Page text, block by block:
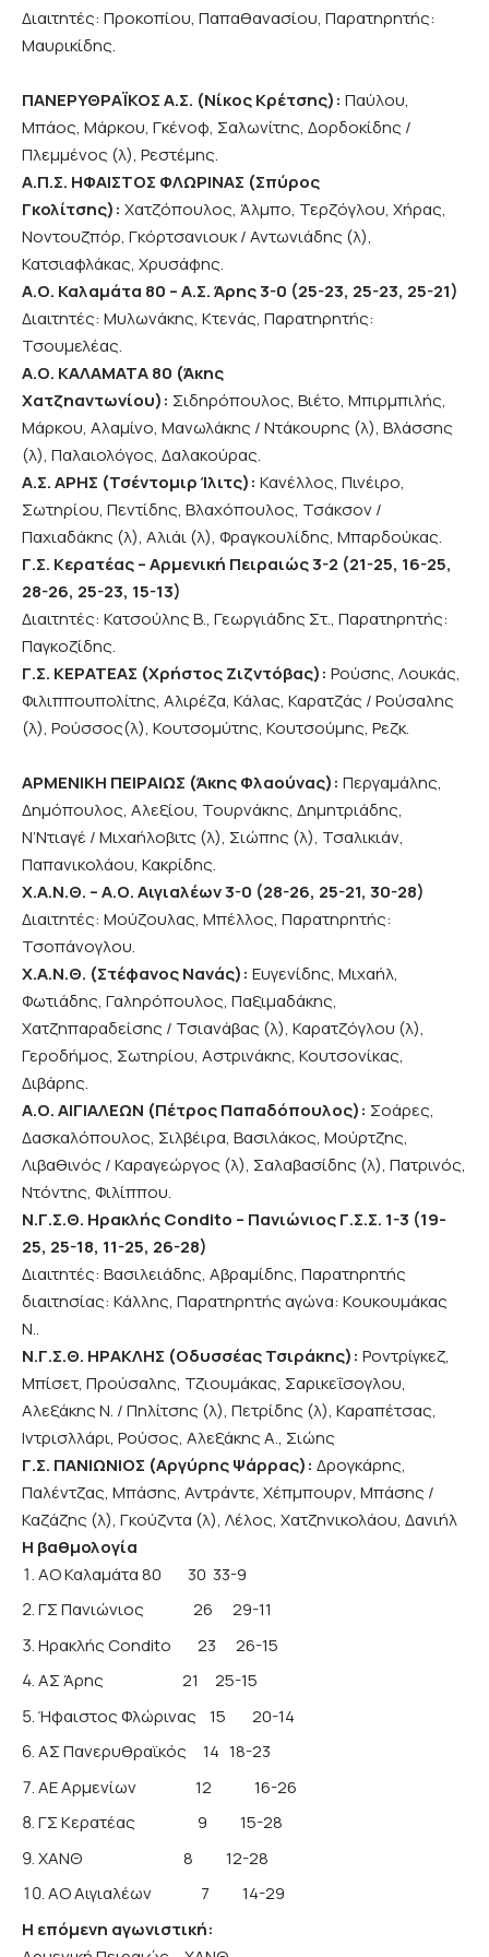
Διαιτητές: Προκοπίου, Παπαθανασίου, Παρατηρητής:
Μαυρικίδης.
ΠΑΝΕΡΥΘΡΑΪΚΟΣ Α.Σ. (Νίκος Κρέτσης): Παύλου,
Μπάος, Μάρκου, Γκένοφ, Σαλωνίτης, Δορδοκίδης /
Πλεμμένος (λ), Ρεστέμης.
Α.Π.Σ. ΗΦΑΙΣΤΟΣ ΦΛΩΡΙΝΑΣ (Σπύρος
Γκολίτσης): Χατζόπουλος, Άλμπο, Τερζόγλου, Χήρας,
Νοντουζπόρ, Γκόρτσανιουκ / Αντωνιάδης (λ),
Κατσιαφλάκας, Χρυσάφης.
Α.Ο. Καλαμάτα 80 – Α.Σ. Άρης 3-0 (25-23, 25-23, 25-21)
Διαιτητές: Μυλωνάκης, Κτενάς, Παρατηρητής:
Τσουμελέας.
Α.Ο. ΚΑΛΑΜΑΤΑ 80 (Άκης
Χατζηαντωνίου): Σιδηρόπουλος, Βιέτο, Μπιρμπιλής,
Μάρκου, Αλαμίνο, Μανωλάκης / Ντάκουρης (λ), Βλάσσης
(λ), Παλαιολόγος, Δαλακούρας.
Α.Σ. ΑΡΗΣ (Τσέντομιρ Ίλιτς): Κανέλλος, Πινέιρο,
Σωτηρίου, Πεντίδης, Βλαχόπουλος, Τσάκσον /
Παχιαδάκης (λ), Αλιάι (λ), Φραγκουλίδης, Μπαρδούκας.
Γ.Σ. Κερατέας – Αρμενική Πειραιώς 3-2 (21-25, 16-25,
28-26, 25-23, 15-13)
Διαιτητές: Κατσούλης Β., Γεωργιάδης Στ., Παρατηρητής:
Παγκοζίδης.
Γ.Σ. ΚΕΡΑΤΕΑΣ (Χρήστος Ζιζντόβας): Ρούσης, Λουκάς,
Φιλιππουπολίτης, Αλιρέζα, Κάλας, Καρατζάς / Ρούσαλης
(λ), Ρούσσος(λ), Κουτσομύτης, Κουτσούμης, Ρεζκ.
ΑΡΜΕΝΙΚΗ ΠΕΙΡΑΙΩΣ (Άκης Φλαούνας): Περγαμάλης,
Δημόπουλος, Αλεξίου, Τουρνάκης, Δημητριάδης,
Ν’Ντιαγέ / Μιχαήλοβιτς (λ), Σιώπης (λ), Τσαλικιάν,
Παπανικολάου, Κακρίδης.
Χ.Α.Ν.Θ. – Α.Ο. Αιγιαλέων 3-0 (28-26, 25-21, 30-28)
Διαιτητές: Μούζουλας, Μπέλλος, Παρατηρητής:
Τσοπάνογλου.
Χ.Α.Ν.Θ. (Στέφανος Νανάς): Ευγενίδης, Μιχαήλ,
Φωτιάδης, Γαληρόπουλος, Παξιμαδάκης,
Χατζηπαραδείσης / Τσιανάβας (λ), Καρατζόγλου (λ),
Γεροδήμος, Σωτηρίου, Αστρινάκης, Κουτσονίκας,
Διβάρης.
Α.Ο. ΑΙΓΙΑΛΕΩΝ (Πέτρος Παπαδόπουλος): Σοάρες,
Δασκαλόπουλος, Σιλβέιρα, Βασιλάκος, Μούρτζης,
Λιβαθινός / Καραγεώργος (λ), Σαλαβασίδης (λ), Πατρινός,
Ντόντης, Φιλίππου.
Ν.Γ.Σ.Θ. Ηρακλής Condito – Πανιώνιος Γ.Σ.Σ. 1-3 (19-
25, 25-18, 11-25, 26-28)
Διαιτητές: Βασιλειάδης, Αβραμίδης, Παρατηρητής
διαιτησίας: Κάλλης, Παρατηρητής αγώνα: Κουκουμάκας
Ν..
Ν.Γ.Σ.Θ. ΗΡΑΚΛΗΣ (Οδυσσέας Τσιράκης): Ροντρίγκεζ,
Μπίσετ, Προύσαλης, Τζιουμάκας, Σαρικεΐσογλου,
Αλεξάκης Ν. / Πηλίτσης (λ), Πετρίδης (λ), Καραπέτσας,
Ιντρισλλάρι, Ρούσος, Αλεξάκης Α., Σιώης
Γ.Σ. ΠΑΝΙΩΝΙΟΣ (Αργύρης Ψάρρας): Δρογκάρης,
Παλέντζας, Μπάσης, Αντράντε, Χέπμπουρν, Μπάσης /
Καζάζης (λ), Γκούζντα (λ), Λέλος, Χατζηνικολάου, Δανιήλ
Η βαθμολογία
ΑΟ Καλαμάτα 80 30 33-9
ΓΣ Πανιώνιος 26 29-11
Ηρακλής Condito 23 26-15
ΑΣ Άρης 21 25-15
Ήφαιστος Φλώρινας 15 20-14
ΑΣ Πανερυθραϊκός 14 18-23
ΑΕ Αρμενίων 12 16-26
ΓΣ Κερατέας 9 15-28
ΧΑΝΘ 8 12-28
ΑΟ Αιγιαλέων 7 14-29
Η επόμενη αγωνιστική: